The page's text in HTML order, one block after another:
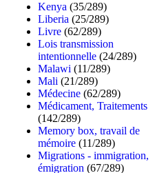
Kenya (35/289)
Liberia (25/289)
Livre (62/289)
Lois transmission
intentionnelle (24/289)
Malawi (11/289)
Mali (21/289)
Médecine (62/289)
Médicament, Traitements
(142/289)
Memory box, travail de
mémoire (11/289)
Migrations - immigration,
émigration (67/289)